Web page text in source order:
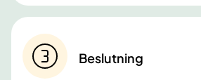
Beslutning